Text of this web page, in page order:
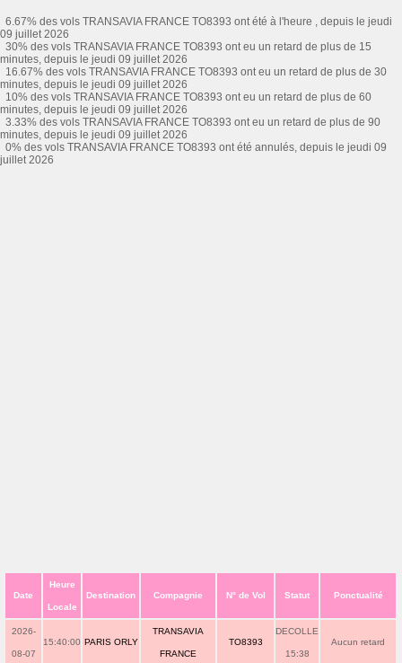
6.67% des vols TRANSAVIA FRANCE TO8393 ont été à l'heure , depuis le jeudi
09 juillet 2026
30% des vols TRANSAVIA FRANCE TO8393 ont eu un retard de plus de 15
minutes, depuis le jeudi 09 juillet 2026
16.67% des vols TRANSAVIA FRANCE TO8393 ont eu un retard de plus de 30
minutes, depuis le jeudi 09 juillet 2026
10% des vols TRANSAVIA FRANCE TO8393 ont eu un retard de plus de 60
minutes, depuis le jeudi 09 juillet 2026
3.33% des vols TRANSAVIA FRANCE TO8393 ont eu un retard de plus de 90
minutes, depuis le jeudi 09 juillet 2026
0% des vols TRANSAVIA FRANCE TO8393 ont été annulés, depuis le jeudi 09
juillet 2026
Date
Heure
Locale
Destination Compagnie N° de Vol Statut Ponctualité
2026-
08-07
15:40:00 PARIS ORLY
TRANSAVIA
FRANCE
TO8393
DECOLLE
15:38
Aucun retard